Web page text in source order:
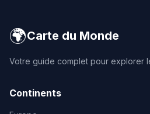
🌍Carte du Monde
Votre guide complet pour explorer
Continents